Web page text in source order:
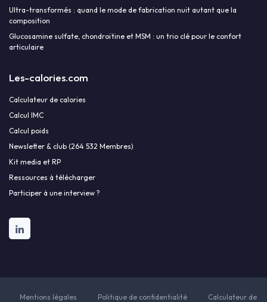
Ultra-transformés : quand le mode de fabrication nuit autant que la
composition
Glucosamine sulfate, chondroïtine et MSM : un trio clé pour le confort
articulaire
Les-calories.com
Calculateur de calories
Calcul IMC
Calcul poids
Newsletter & club (264 532 Membres)
Kit media et RP
Ressources à télécharger
Participer à une interview ?
Mentions légales Politique de confidentialité Calculateur de